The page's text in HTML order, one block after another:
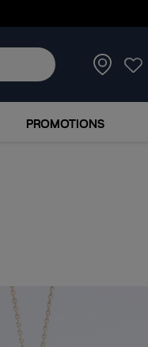
PROMOTIONS